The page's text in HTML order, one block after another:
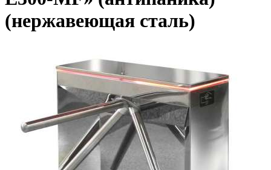
(нержавеющая сталь)